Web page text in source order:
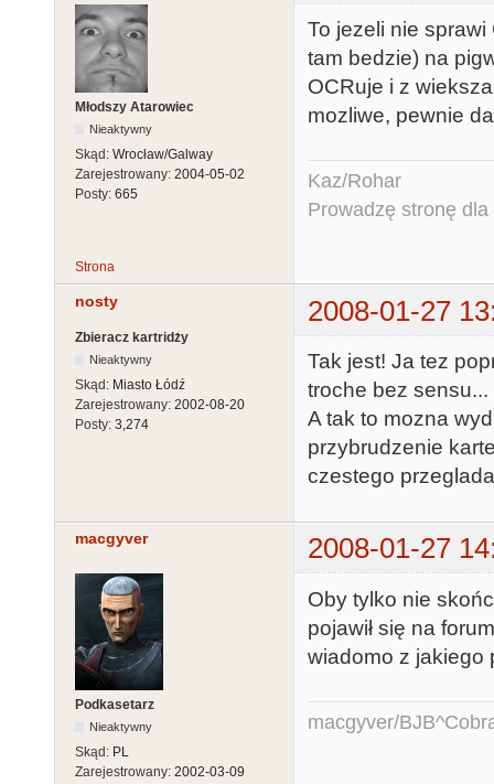
Młodszy Atarowiec
Nieaktywny
Skąd: Wrocław/Galway
Zarejestrowany: 2004-05-02
Posty: 665
To jezeli nie
tam bedzie) na
OCRuje i z
mozliwe, pewnie
Kaz/Rohar
Prowadzę stronę
Strona
nosty 2008-01-27
Zbieracz kartridży
Nieaktywny
Skąd: Miasto Łódź
Zarejestrowany: 2002-08-20
Posty: 3,274
Tak jest! Ja tez
troche bez
A tak to mozna
przybrudzenie
czestego
macgyver 2008-01-27
Podkasetarz
Nieaktywny
Skąd: PL
Zarejestrowany: 2002-03-09
Oby tylko nie
pojawił się na
wiadomo z jakiego
macgyver/